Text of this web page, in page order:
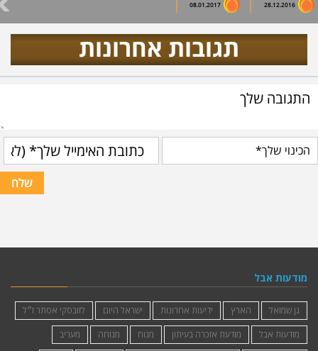
28.12.2016
08.01.2017
תגובות אחרונות
מודעות אבל
גן שמואל הארץ ידיעות אחרונות
ישראל היום
לזובסקי אסתר ז״ל
מודעות אבל מודעת אזכרה בעיתון
מנוח